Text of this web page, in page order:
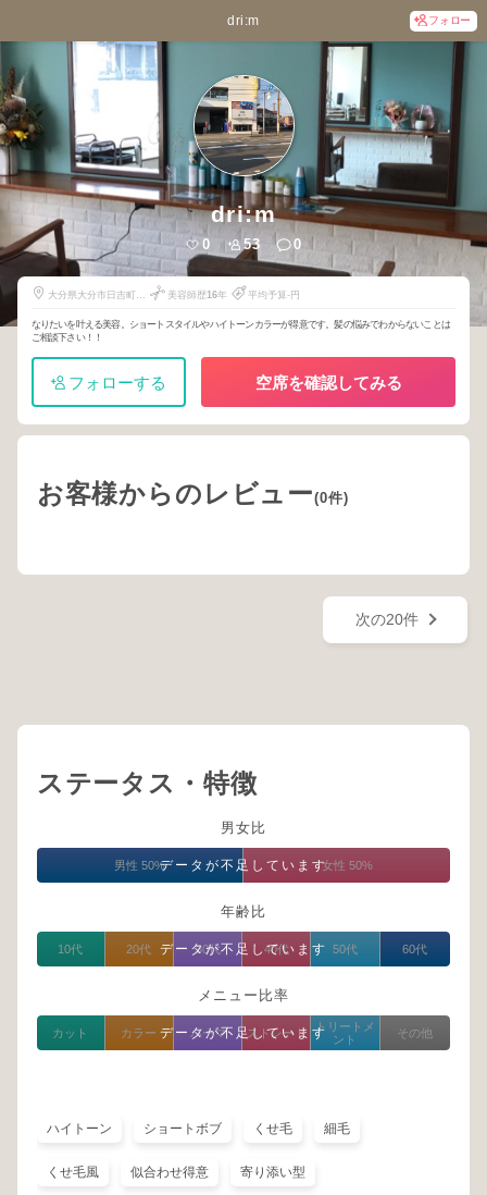
dri:m フォロー
dri:m
0 53 0
大分県大分市日吉町
美容師歴16年 平均予算-円
なりたいを叶える美容。ショートスタイルやハイトーンカラーが得意です。髪の悩みでわからないことは
ご相談下さい！！
フォローする 空席を確認してみる
お客様からのレビュー(0件)
次の20件
ステータス・特徴
男女比
データが不足しています
男性 50% 女性 50%
年齢比
データが不足しています
10代 20代 30代 40代 50代 60代
メニュー比率
データが不足しています
カット カラー パーマ ストレート
トリートメ
ント
その他
ハイトーン ショートボブ くせ毛 細毛
くせ毛風 似合わせ得意 寄り添い型